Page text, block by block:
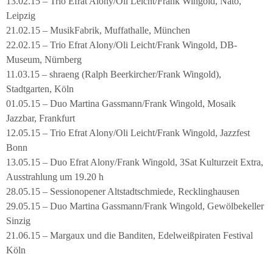
Leipzig
21.02.15 – MusikFabrik, Muffathalle, München
22.02.15 – Trio Efrat Alony/Oli Leicht/Frank Wingold, DB-
Museum, Nürnberg
11.03.15 – shraeng (Ralph Beerkircher/Frank Wingold),
Stadtgarten, Köln
01.05.15 – Duo Martina Gassmann/Frank Wingold, Mosaik
Jazzbar, Frankfurt
12.05.15 – Trio Efrat Alony/Oli Leicht/Frank Wingold, Jazzfest
Bonn
13.05.15 – Duo Efrat Alony/Frank Wingold, 3Sat Kulturzeit Extra,
Ausstrahlung um 19.20 h
28.05.15 – Sessionopener Altstadtschmiede, Recklinghausen
29.05.15 – Duo Martina Gassmann/Frank Wingold, Gewölbekeller
Sinzig
21.06.15 – Margaux und die Banditen, Edelweißpiraten Festival
Köln